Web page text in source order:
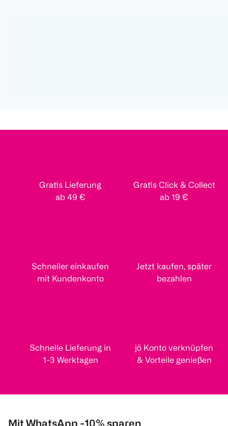
Gratis Lieferung
ab 49 €
Gratis Click & Collect
ab 19 €
Schneller einkaufen
mit Kundenkonto
Jetzt kaufen, später
bezahlen
Schnelle Lieferung in
1-3 Werktagen
jö Konto verknüpfen
& Vorteile genießen
Mit WhatsApp -10% sparen